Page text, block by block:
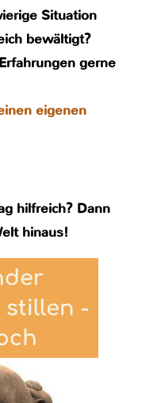
Situation
bewältigt?
gerne
eigenen
hilfreich? Dann
hinaus!